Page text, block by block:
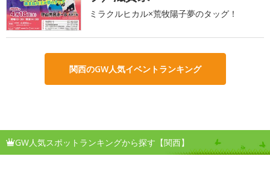
ミラクルヒカル×荒牧陽子夢のタッグ！
関西のGW人気イベントランキング
GW人気スポットランキングから探す【関西】